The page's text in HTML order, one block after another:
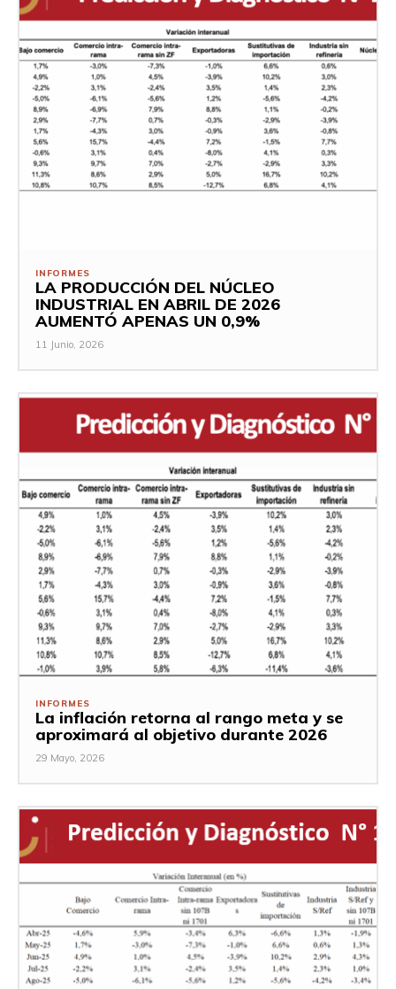
INFORMES
LA PRODUCCIÓN DEL NÚCLEO
INDUSTRIAL EN ABRIL DE 2026
AUMENTÓ APENAS UN 0,9%
11 Junio, 2026
INFORMES
La inflación retorna al rango meta y se
aproximará al objetivo durante 2026
29 Mayo, 2026